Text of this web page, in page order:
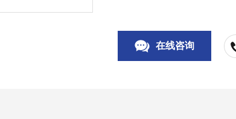
本产品仅供科研实验用，不做其
在线咨询